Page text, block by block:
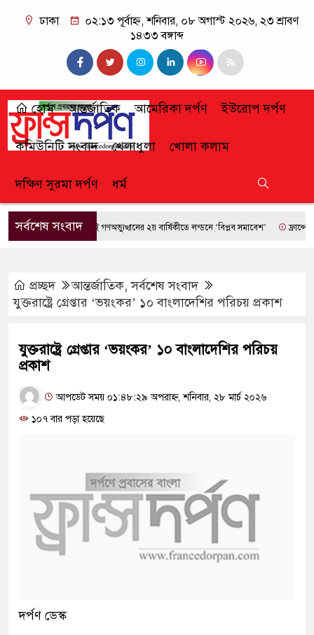
ঢাকা
০২:১৩ পূর্বাহ্ন, শনিবার, ০৮ অগাস্ট ২০২৬, ২৩ শ্রাবণ
১৪৩৩ বঙ্গাব্দ
হোম আন্তর্জাতিক আমেরিকা দর্পণ ইউরোপ দর্পণ
কমিউনিটি সংবাদ খেলাধুলা খোলা কলাম
দক্ষিণ সুরমা দর্পণ ধর্ম
সর্বশেষ সংবাদজুলাই গণঅভ্যুত্থানের ২য় বার্ষিকীতে লন্ডনে ‘বিপ্লব সমাবেশ’ ফ্রান্সে
প্রচ্ছদ আন্তর্জাতিক,সর্বশেষ সংবাদ
যুক্তরাষ্ট্রে গ্রেপ্তার ‘ভয়ংকর’ ১০ বাংলাদেশির পরিচয় প্রকাশ
যুক্তরাষ্ট্রে গ্রেপ্তার ‘ভয়ংকর’ ১০ বাংলাদেশির পরিচয়
প্রকাশ
আপডেট সময় ০১:৪৮:২৯ অপরাহ্ন, শনিবার, ২৮ মার্চ ২০২৬
১০৭ বার পড়া হয়েছে
দর্পণ ডেস্ক